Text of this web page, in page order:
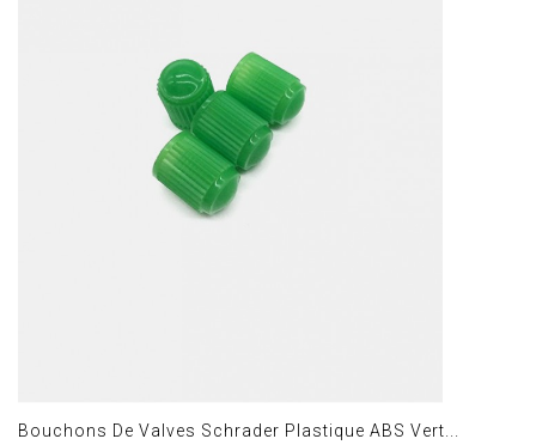
Bouchons De Valves Schrader Plastique ABS Vert...